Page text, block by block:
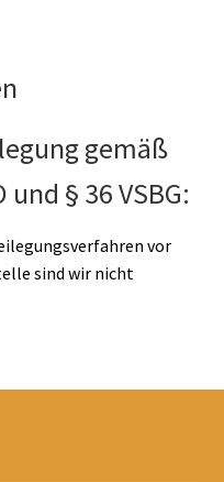
gemäß
und § 36 VSBG:
vor
sind wir nicht